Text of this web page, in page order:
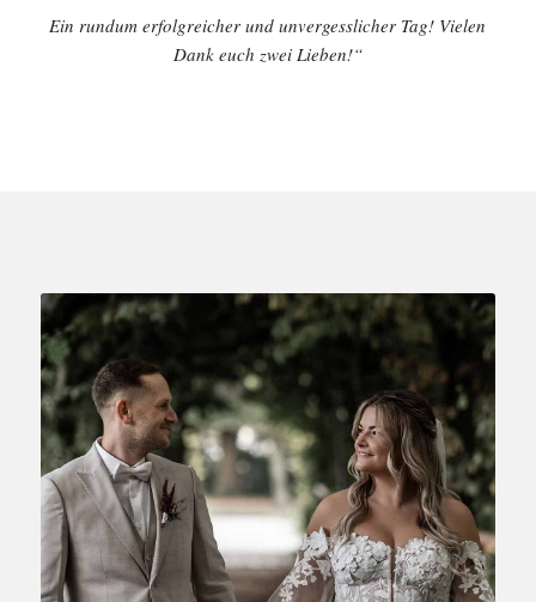
Ein rundum erfolgreicher und unvergesslicher Tag! Vielen
Dank euch zwei Lieben!“